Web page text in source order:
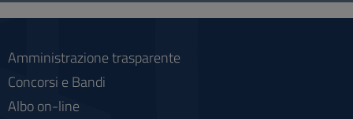
Amministrazione trasparente
Concorsi e Bandi
Albo on-line